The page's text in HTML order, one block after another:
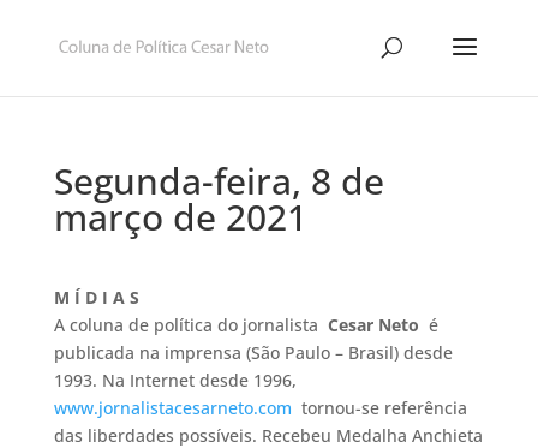
Segunda-feira, 8 de
março de 2021
M Í D I A S
A coluna de política do jornalista Cesar Neto é
publicada na imprensa (São Paulo – Brasil) desde
1993. Na Internet desde 1996,
www.jornalistacesarneto.com tornou-se referência
das liberdades possíveis. Recebeu Medalha Anchieta